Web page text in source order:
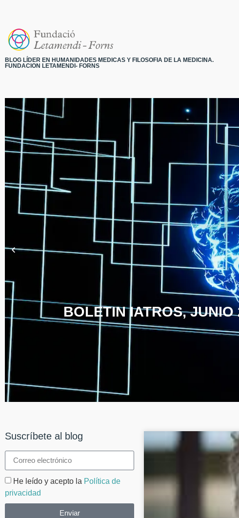
BLOG LÍDER EN HUMANIDADES MEDICAS Y FILOSOFIA DE LA MEDICINA.
FUNDACION LETAMENDI- FORNS
BOLETIN IATROS, JUNIO
Suscríbete al blog
He leído y acepto la Política de
privacidad
Enviar